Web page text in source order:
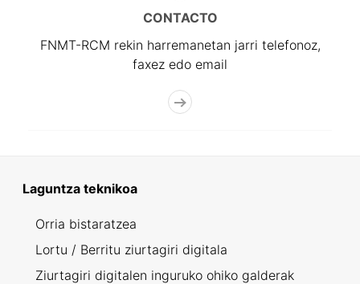
CONTACTO
FNMT-RCM rekin harremanetan jarri telefonoz,
faxez edo email
Laguntza teknikoa
Orria bistaratzea
Lortu / Berritu ziurtagiri digitala
Ziurtagiri digitalen inguruko ohiko galderak